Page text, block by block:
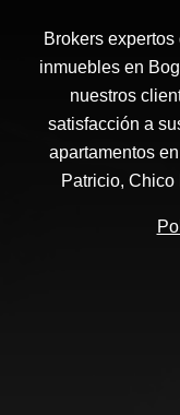
Brokers
inmuebles en
nuestros
satisfacción a
apartamentos
Patricio,